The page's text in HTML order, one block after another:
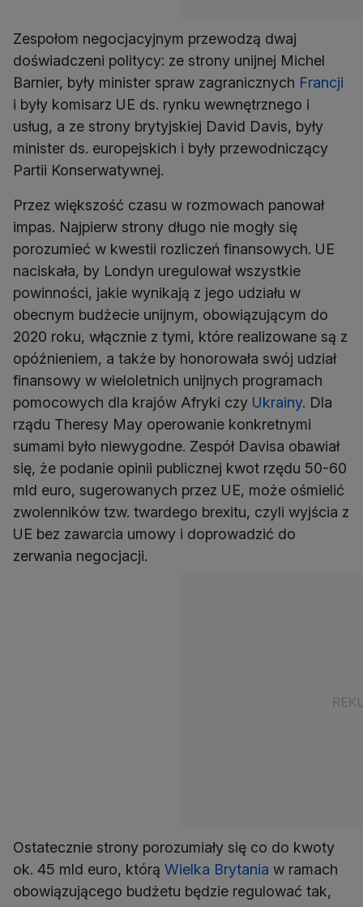
Zespołom negocjacyjnym przewodzą dwaj
doświadczeni politycy: ze strony unijnej Michel
Barnier, były minister spraw zagranicznych Francji
i były komisarz UE ds. rynku wewnętrznego i
usług, a ze strony brytyjskiej David Davis, były
minister ds. europejskich i były przewodniczący
Partii Konserwatywnej.
Przez większość czasu w rozmowach panował
impas. Najpierw strony długo nie mogły się
porozumieć w kwestii rozliczeń finansowych. UE
naciskała, by Londyn uregulował wszystkie
powinności, jakie wynikają z jego udziału w
obecnym budżecie unijnym, obowiązującym do
2020 roku, włącznie z tymi, które realizowane są z
opóźnieniem, a także by honorowała swój udział
finansowy w wieloletnich unijnych programach
pomocowych dla krajów Afryki czy Ukrainy. Dla
rządu Theresy May operowanie konkretnymi
sumami było niewygodne. Zespół Davisa obawiał
się, że podanie opinii publicznej kwot rzędu 50-60
mld euro, sugerowanych przez UE, może ośmielić
zwolenników tzw. twardego brexitu, czyli wyjścia z
UE bez zawarcia umowy i doprowadzić do
zerwania negocjacji.
Ostatecznie strony porozumiały się co do kwoty
ok. 45 mld euro, którą Wielka Brytania w ramach
obowiązującego budżetu będzie regulować tak,